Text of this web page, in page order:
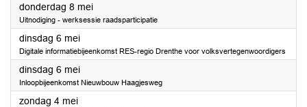
donderdag 8 mei2025
Uitnodiging - werksessie raadsparticipatie
dinsdag 6 mei2025
Digitale informatiebijeenkomst RES-regio Drenthe voor volksvertegenwoordigers
dinsdag 6 mei2025
Inloopbijeenkomst Nieuwbouw Haagjesweg
zondag 4 mei2025